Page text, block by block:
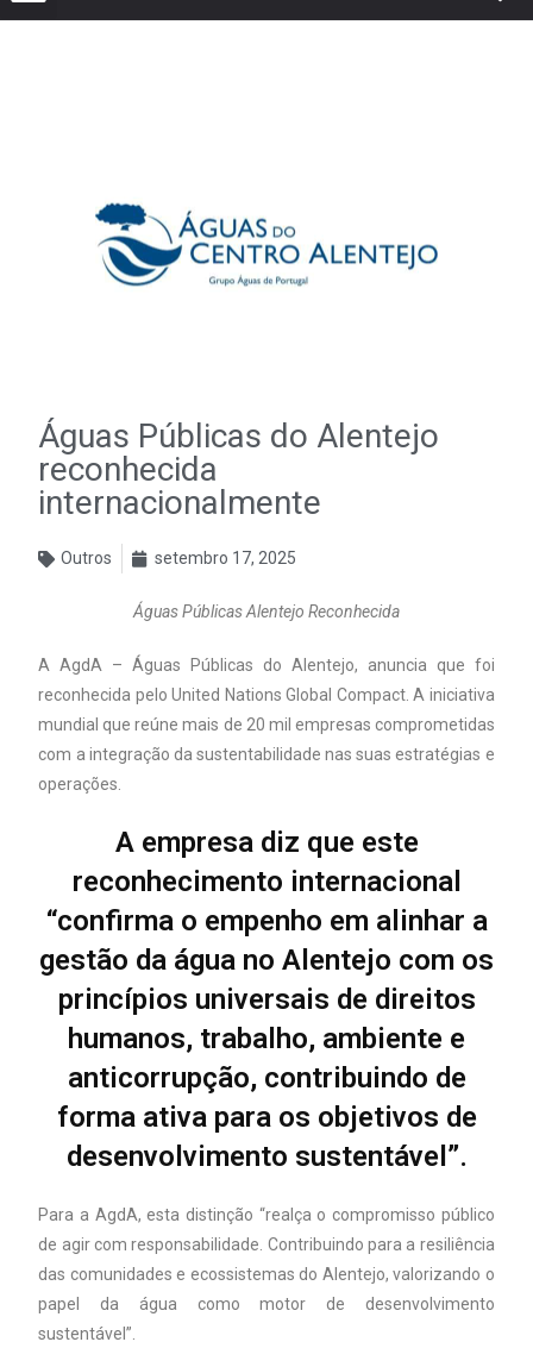
Águas Públicas do Alentejo
reconhecida
internacionalmente
Outros setembro 17, 2025
Águas Públicas Alentejo Reconhecida
A AgdA – Águas Públicas do Alentejo, anuncia que foi
reconhecida pelo United Nations Global Compact. A iniciativa
mundial que reúne mais de 20 mil empresas comprometidas
com a integração da sustentabilidade nas suas estratégias e
operações.
A empresa diz que este
reconhecimento internacional
“confirma o empenho em alinhar a
gestão da água no Alentejo com os
princípios universais de direitos
humanos, trabalho, ambiente e
anticorrupção, contribuindo de
forma ativa para os objetivos de
desenvolvimento sustentável”.
Para a AgdA, esta distinção “realça o compromisso público
de agir com responsabilidade. Contribuindo para a resiliência
das comunidades e ecossistemas do Alentejo, valorizando o
papel da água como motor de desenvolvimento
sustentável”.